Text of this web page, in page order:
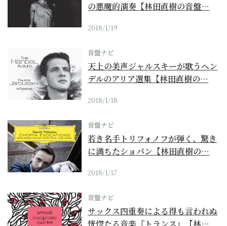
の悪魔的演奏【林田直樹の音盤…
2018/1/19
音盤ナビ
天上の美声ジャルスキーが歌うヘン
デルのアリア選集【林田直樹の…
2018/1/18
音盤ナビ
若き名手トリフォノフが弾く、驚き
に満ちたショパン【林田直樹の…
2018/1/17
音盤ナビ
サックス四重奏による得も言われぬ